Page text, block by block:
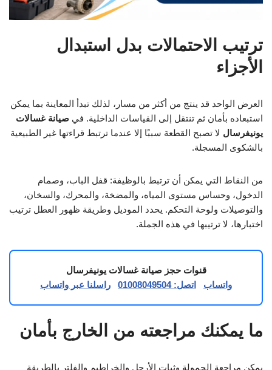
ترتيب الاحتمالات بدل استبدال
الأجزاء
العرض الواحد قد ينتج من أكثر من مسار، لذلك تبدأ المعاينة بما يمكن
استبعاده بأمان ثم تنتقل إلى القياسات الداخلية. في صيانة غسالات
يونيفرسال لا تصبح القطعة سببًا إلا عندما ترتبط قراءتها غير الطبيعية
بالشكوى المسجلة.
من النقاط التي يمكن أن ترتبط بالوظيفة: قفل الباب، وصمام
الدخول، وحساس مستوى المياه، والمضخة، والمحرك، والسخان،
والتوصيلات ولوحة التحكم. يحدد الموديل وطريقة ظهور العطل ترتيب
اختبارها، لا ترتيبها في هذه الجملة.
قنوات حجز صيانة غسالات يونيفرسال
واتساب
اتصل: 01008049504 راسلنا عبر واتساب
ما يمكنك مراجعته من الخارج بأمان
يمكن مراجعة الحمولة وثبات الأرجل والخراطيم والفلتر بالطريقة